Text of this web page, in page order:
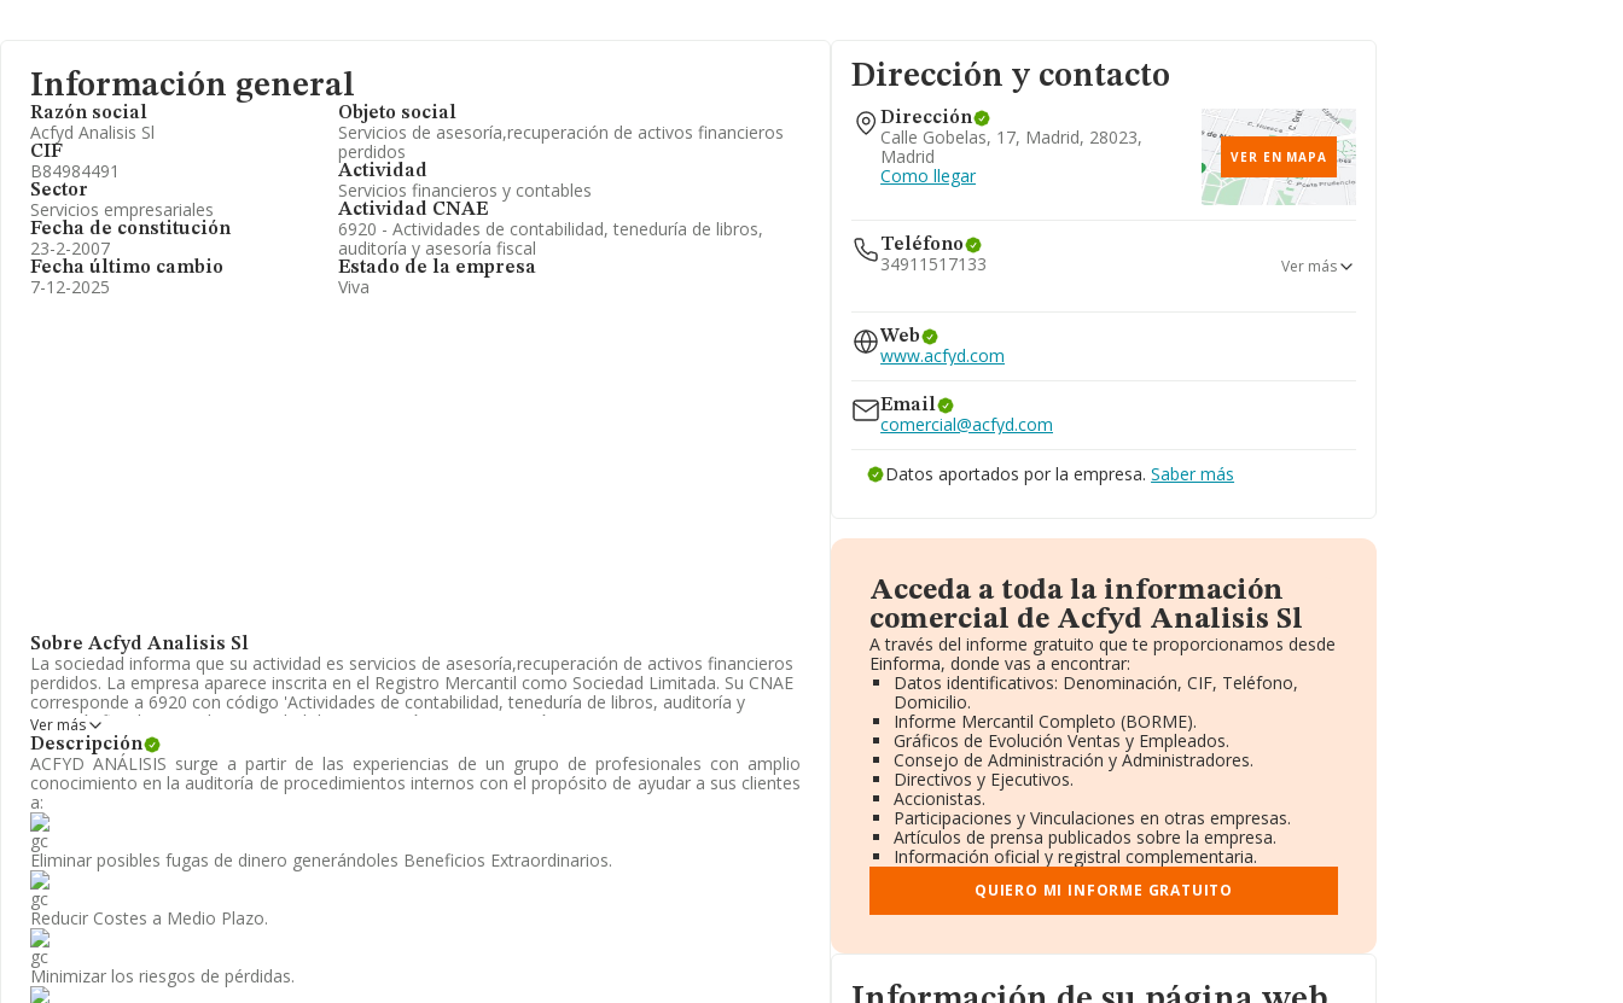
Información general
Razón social
Acfyd Analisis Sl
CIF
B84984491
Sector
Servicios empresariales
Fecha de constitución
23-2-2007
Fecha último cambio
7-12-2025
Objeto social
Servicios de asesoría,recuperación de activos financieros
perdidos
Actividad
Servicios financieros y contables
Actividad CNAE
6920 - Actividades de contabilidad, teneduría de libros,
auditoría y asesoría fiscal
Estado de la empresa
Viva
Sobre Acfyd Analisis Sl
La sociedad informa que su actividad es servicios de asesoría,recuperación de activos financieros
perdidos. La empresa aparece inscrita en el Registro Mercantil como Sociedad Limitada. Su CNAE
corresponde a 6920 con código 'Actividades de contabilidad, teneduría de libros, auditoría y
asesoría fiscal'. No realiza actividad de importación y/o exportación.
Acerca de los empleados, ha contado con una reducción del 13% y atendiendo a los datos
disponibles en INFORMA, ese número ha estado por encima de la media de sector.
Dentro del ranking de empresas elaborado por INFORMA, atendiendo a los niveles de facturación
de la compañía, se destaca que: la empresa ha subido de 173 puestos en el ranking sectorial,
pasando del 1.142 al 969. Éstas son algunas de las empresas que la superan en el ranking de
sectores:
Syca Aequitas Sociedad Limitada
sin embargo, algunas de las empresas españolas que están por debajo son
S.LyDiego Comendador Economistas y Ac S.L
nacional, pasando del 173.637 al 173.637. Se encuentran en una mejor posición las siguientes
empresas:
compañías que se colocan por detrás podemos encontrar:
yH Olapar Sociedad Limitada
Ver más
Descripción
ACFYD ANÁLISIS surge a partir de las experiencias de un grupo de profesionales con amplio
conocimiento en la auditoría de procedimientos internos con el propósito de ayudar a sus clientes
a:
Eliminar posibles fugas de dinero generándoles Beneficios Extraordinarios.
Reducir Costes a Medio Plazo.
Minimizar los riesgos de pérdidas.
Dirección y contacto
Dirección
Calle Gobelas, 17, Madrid, 28023,
Madrid
Como llegar
VER EN MAPA
Teléfono
34911517133
Ver teléfono 685...
Ver más
Web
www.acfyd.com
Email
comercial@acfyd.com
Datos aportados por la empresa.Saber más
Acceda a toda la información
comercial de Acfyd Analisis Sl
A través del informe gratuito que te proporcionamos desde
Einforma, donde vas a encontrar:
Datos identificativos: Denominación, CIF, Teléfono,
Domicilio.
Informe Mercantil Completo (BORME).
Gráficos de Evolución Ventas y Empleados.
Consejo de Administración y Administradores.
Directivos y Ejecutivos.
Accionistas.
Participaciones y Vinculaciones en otras empresas.
Artículos de prensa publicados sobre la empresa.
Información oficial y registral complementaria.
QUIERO MI INFORME GRATUITO
Informacion de su página web